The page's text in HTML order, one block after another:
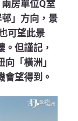
房單位Q室
」方向，景
可望此景
但謹記，
「橫洲」
會望得到。